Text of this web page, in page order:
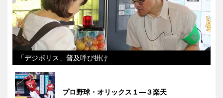
「デジポリス」普及呼び掛け
プロ野球・オリックス１―３楽天